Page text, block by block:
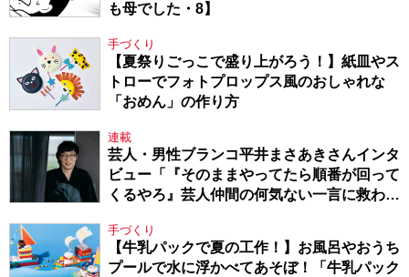
も母でした・8】
手づくり
【夏祭りごっこで盛り上がろう！】紙皿やス
トローでフォトプロップス風のおしゃれな
「おめん」の作り方
連載
芸人・男性ブランコ平井まさあきさんインタ
ビュー「『そのままやってたら順番が回って
くるやろ』芸人仲間の何気ない一言に救われ
手づくり
【牛乳パックで夏の工作！】お風呂やおうち
プールで水に浮かべてあそぼ！「牛乳パック